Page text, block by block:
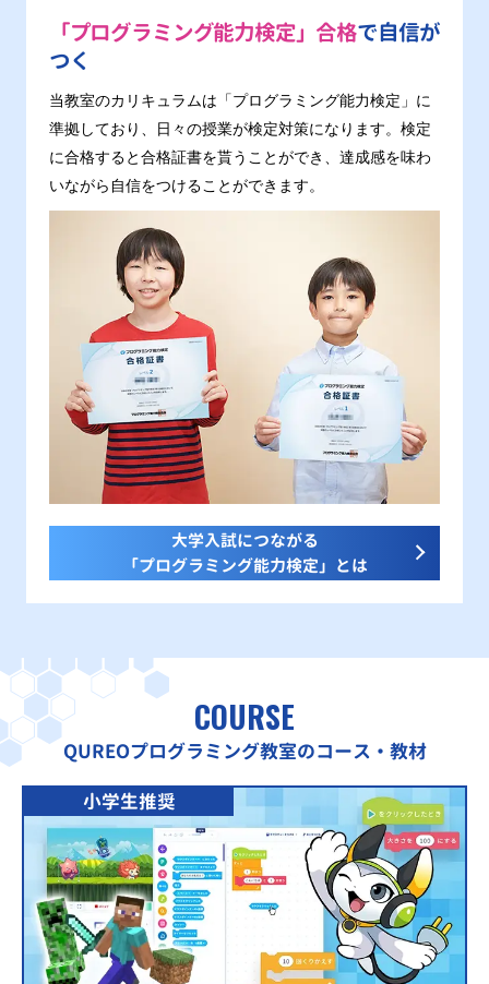
「プログラミング能力検定」合格で自信が
つく
当教室のカリキュラムは「プログラミング能力検定」に
準拠しており、日々の授業が検定対策になります。検定
に合格すると合格証書を貰うことができ、達成感を味わ
いながら自信をつけることができます。
大学入試につながる
「プログラミング能力検定」とは
COURSE
QUREOプログラミング教室のコース・教材
小学生推奨